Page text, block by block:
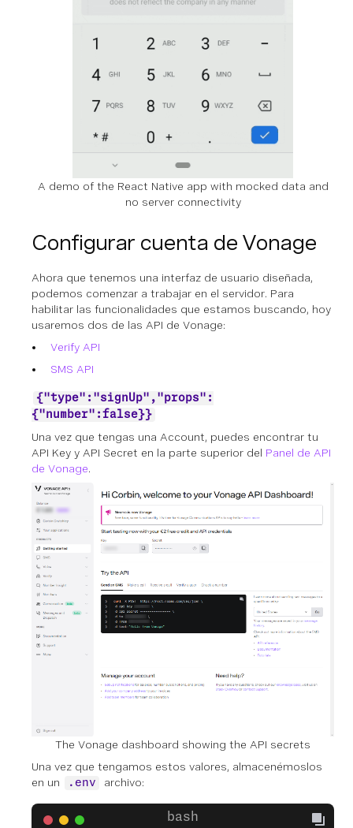
A demo of the React Native app with mocked data and
no server connectivity
Configurar cuenta de Vonage
Ahora que tenemos una interfaz de usuario diseñada,
podemos comenzar a trabajar en el servidor. Para
habilitar las funcionalidades que estamos buscando, hoy
usaremos dos de las API de Vonage:
Verify API
SMS API
{"type":"signUp","props":
{"number":false}}
Una vez que tengas una Account, puedes encontrar tu
API Key y API Secret en la parte superior del Panel de API
de Vonage.
The Vonage dashboard showing the API secrets
Una vez que tengamos estos valores, almacenémoslos
en un
.env archivo: